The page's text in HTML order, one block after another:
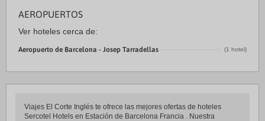
AEROPUERTOS
Ver hoteles cerca de:
Aeropuerto de Barcelona - Josep Tarradellas (1 hotel)
Viajes El Corte Inglés te ofrece las mejores ofertas de hoteles
Sercotel Hotels en Estación de Barcelona Francia . Nuestra